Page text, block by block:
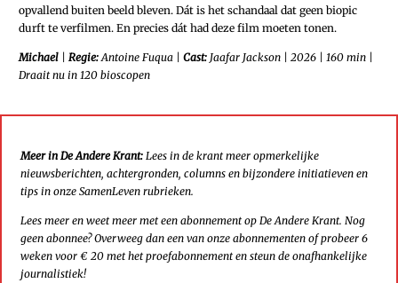
opvallend buiten beeld bleven. Dát is het schandaal dat geen biopic
durft te verfilmen. En precies dát had deze film moeten tonen.
Michael Regie:Antoine Fuqua Cast: Jaafar Jackson 2026 160 min
Draait nu in 120 bioscopen
Meer in De Andere Krant: Lees in de krant meer opmerkelijke
nieuwsberichten, achtergronden, columns en bijzondere initiatieven en
tips in onze SamenLeven rubrieken.
Lees meer en weet meer met een abonnement op De Andere Krant. Nog
geen abonnee? Overweeg dan een van onze abonnementen of probeer 6
weken voor € 20 met het proefabonnement en steun de onafhankelijke
journalistiek!